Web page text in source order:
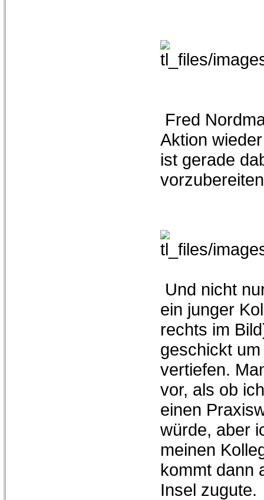
Fred
Aktion
ist gerade
Und nicht
ein junger
rechts im
geschickt
vertiefen.
vor, als ob
einen
würde, aber
meinen
kommt dann
Insel zugute.